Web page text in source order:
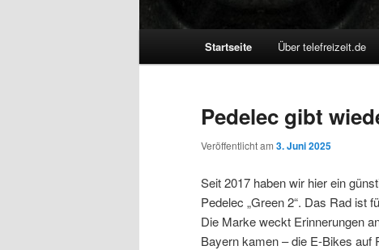
Startseite Über telefreizeit.de
Pedelec gibt
Veröffentlicht am 3. Juni 2025
Seit 2017 haben wir hier ein
Pedelec „Green 2“. Das Rad ist
Die Marke weckt Erinnerungen
Bayern kamen – die E-Bikes auf